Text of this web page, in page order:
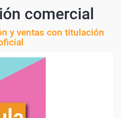
comercial
y ventas con titulación